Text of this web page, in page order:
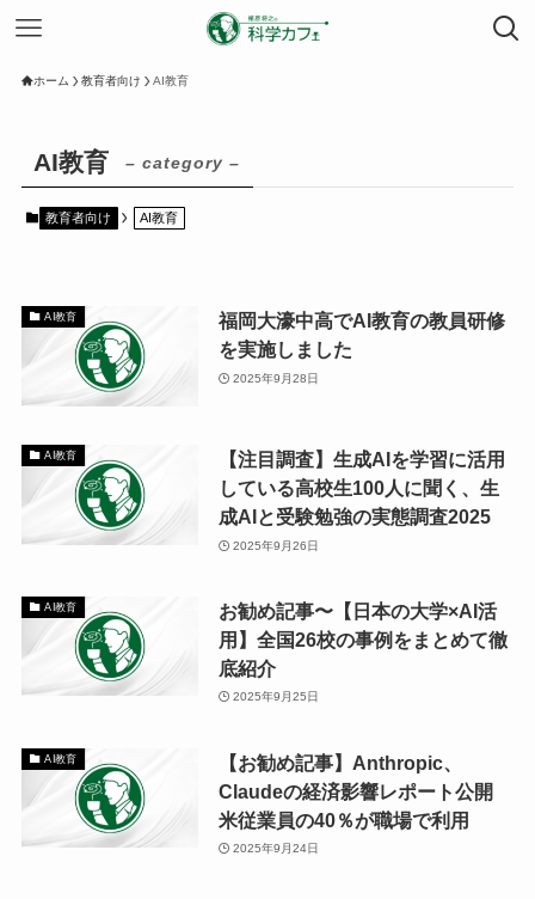
ホーム 教育者向け AI教育
AI教育 – category –
教育者向け AI教育
AI教育
福岡大濠中高でAI教育の教員研修
を実施しました
2025年9月28日
AI教育
【注目調査】生成AIを学習に活用
している高校生100人に聞く、生
成AIと受験勉強の実態調査2025
2025年9月26日
AI教育
お勧め記事〜【日本の大学×AI活
用】全国26校の事例をまとめて徹
底紹介
2025年9月25日
AI教育
【お勧め記事】Anthropic、
Claudeの経済影響レポート公開
米従業員の40％が職場で利用
2025年9月24日